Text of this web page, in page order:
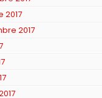
2017
2017